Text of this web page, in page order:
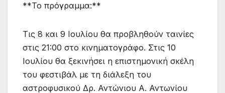
**Το πρόγραμμα:**
Τις 8 και 9 Ιουλίου θα προβληθούν ταινίες
στις 21:00 στο κινηματογράφο. Στις 10
Ιουλίου θα ξεκινήσει η επιστημονική σκέλη
του φεστιβάλ με τη διάλεξη του
αστροφυσικού Δρ. Αντώνιου A. Αντωνίου